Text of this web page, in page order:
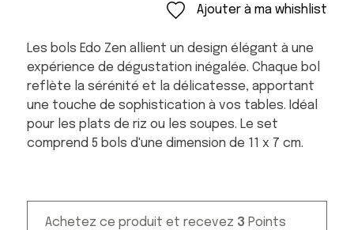
Ajouter à ma whishlist
Les bols Edo Zen allient un design élégant à une
expérience de dégustation inégalée. Chaque bol
reflète la sérénité et la délicatesse, apportant
une touche de sophistication à vos tables. Idéal
pour les plats de riz ou les soupes. Le set
comprend 5 bols d'une dimension de 11 x 7 cm.
Achetez ce produit et recevez 3 Points